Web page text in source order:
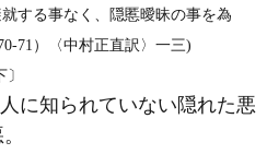
する事なく、隠慝曖昧の事を為
）〈中村正直訳〉一三)
に知られていない隠れた悪